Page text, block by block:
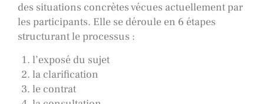
des situations concrètes vécues actuellement par
les participants. Elle se déroule en 6 étapes
structurant le processus :
l’exposé du sujet
la clarification
le contrat